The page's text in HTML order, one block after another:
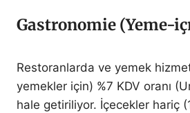
Gastronomie (Yeme-
Restoranlarda ve yemek
yemekler için) %7 KDV oranı
hale getiriliyor. İçecekler hariç